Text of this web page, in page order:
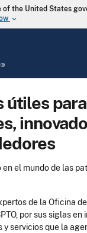
the United States
keyboard_arrow_down
útiles para
en el mundo de las
de la Oficina
por sus siglas
y servicios que la